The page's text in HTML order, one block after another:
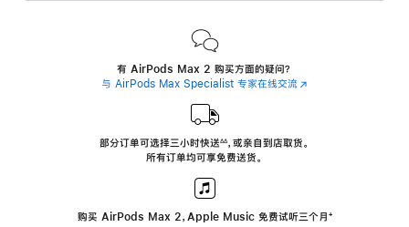
有 AirPods Max 2 购买方面的疑问？
与 AirPods Max Specialist 专家在线交流(在
中
部分订单可选择三小时快送∆∆， 或亲自到店取货。
所有订单均可享免费送货。
购买 AirPods Max 2，Apple Music 免费试听三个月 ‍脚
‍⁺